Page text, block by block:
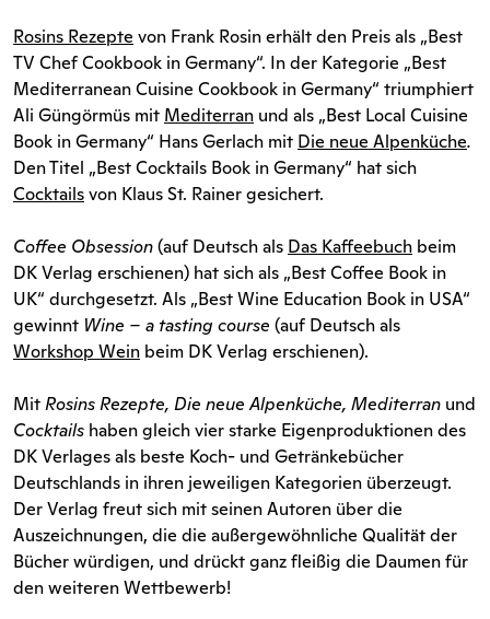
Rosins Rezepte von Frank Rosin erhält den Preis als „Best
TV Chef Cookbook in Germany“. In der Kategorie „Best
Mediterranean Cuisine Cookbook in Germany“ triumphiert
Ali Güngörmüs mit Mediterran und als „Best Local Cuisine
Book in Germany“ Hans Gerlach mit Die neue Alpenküche.
Den Titel „Best Cocktails Book in Germany“ hat sich
Cocktailsvon Klaus St. Rainer gesichert.
Coffee Obsession(auf Deutsch als Das Kaffeebuch beim
DK Verlag erschienen) hat sich als „Best Coffee Book in
UK“ durchgesetzt. Als „Best Wine Education Book in USA“
gewinnt Wine – a tasting course (auf Deutsch als
Workshop Wein beim DK Verlag erschienen).
MitRosins Rezepte, Die neue Alpenküche, Mediterran und
Cocktails haben gleich vier starke Eigenproduktionen des
DK Verlages als beste Koch- und Getränkebücher
Deutschlands in ihren jeweiligen Kategorien überzeugt.
Der Verlag freut sich mit seinen Autoren über die
Auszeichnungen, die die außergewöhnliche Qualität der
Bücher würdigen, und drückt ganz fleißig die Daumen für
den weiteren Wettbewerb!